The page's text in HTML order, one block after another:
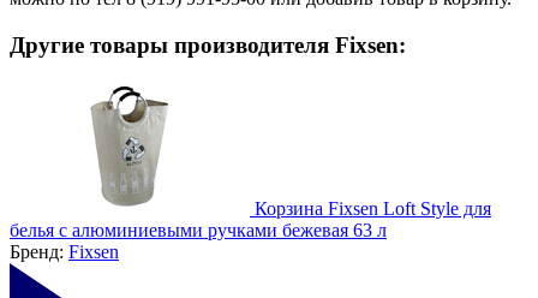
Другие товары производителя Fixsen:
Корзина Fixsen Loft Style для
белья с алюминиевыми ручками бежевая 63 л
Бренд: Fixsen